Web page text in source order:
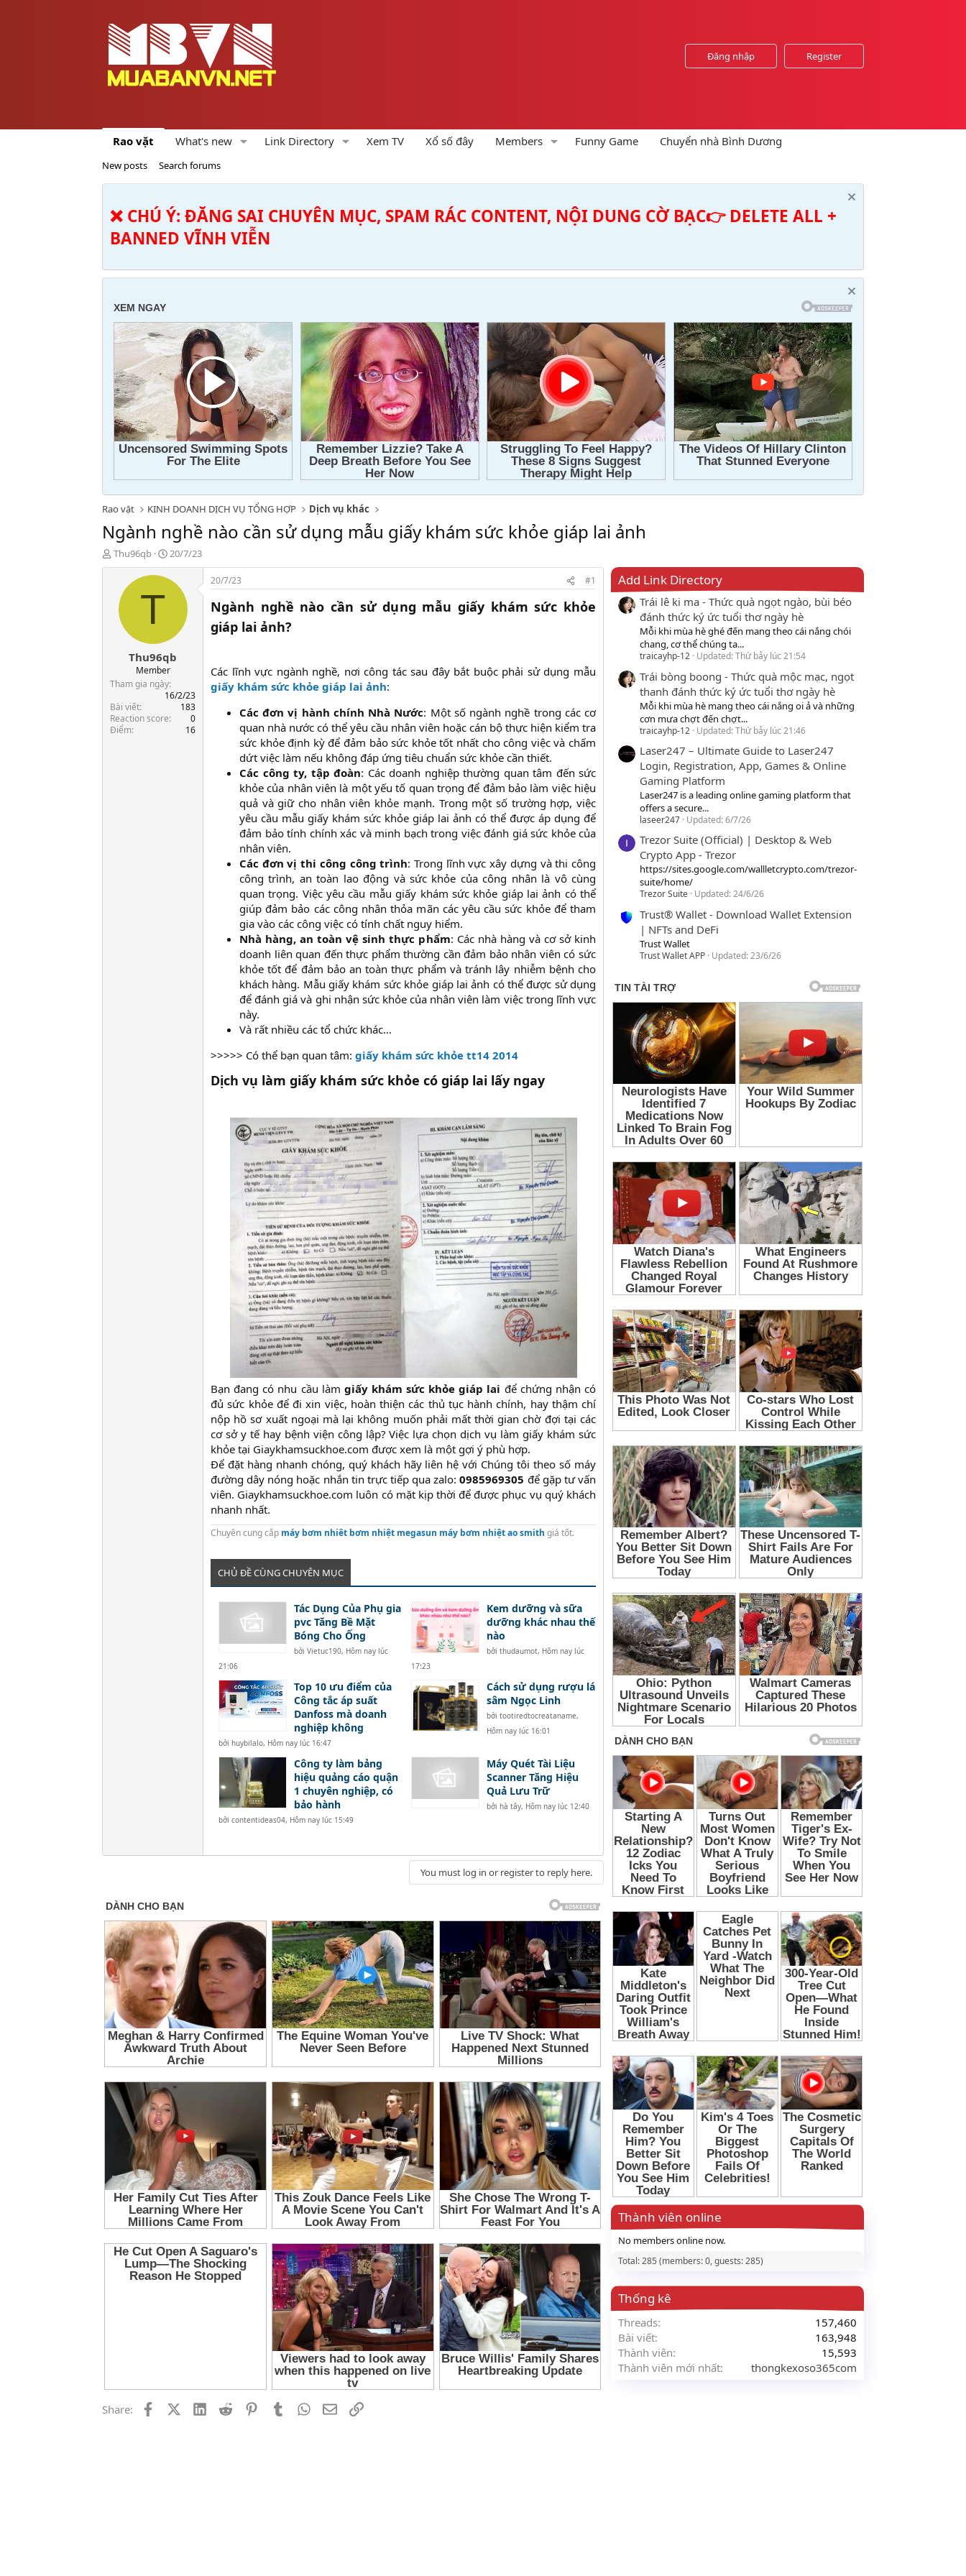
Đăng nhập Register
Rao vặt What's new Link Directory Xem TV Xổ số đây Members Funny Game Chuyển nhà Bình Dương
New posts Search forums
❌ CHÚ Ý: ĐĂNG SAI CHUYÊN MỤC, SPAM RÁC CONTENT, NỘI DUNG CỜ BẠC👉 DELETE ALL +
BANNED VĨNH VIỄN
Rao vặt KINH DOANH DỊCH VỤ TỔNG HỢP Dịch vụ khác
Ngành nghề nào cần sử dụng mẫu giấy khám sức khỏe giáp lai ảnh
T
h
t
r
Thu96qb
N
g
à
20/7/23
T
Thu96qb
Member
Tham gia ngày
16/2/23
Bài viết
183
Reaction score
0
Điểm
16
20/7/23 #1
Ngành nghề nào cần sử dụng mẫu giấy khám sức khỏe
giáp lai ảnh?
Các lĩnh vực ngành nghề, nơi công tác sau đây bắt buộc phải sử dụng mẫu
giấy khám sức khỏe giáp lai ảnh:
Các đơn vị hành chính Nhà Nước: Một số ngành nghề trong các cơ
quan nhà nước có thể yêu cầu nhân viên hoặc cán bộ thực hiện kiểm tra
sức khỏe định kỳ để đảm bảo sức khỏe tốt nhất cho công việc và chấm
dứt việc làm nếu không đáp ứng tiêu chuẩn sức khỏe cần thiết.​
Các công ty, tập đoàn: Các doanh nghiệp thường quan tâm đến sức
khỏe của nhân viên là một yếu tố quan trọng để đảm bảo làm việc hiệu
quả và giữ cho nhân viên khỏe mạnh. Trong một số trường hợp, việc
yêu cầu mẫu giấy khám sức khỏe giáp lai ảnh có thể được áp dụng để
đảm bảo tính chính xác và minh bạch trong việc đánh giá sức khỏe của
nhân viên.​
Các đơn vị thi công công trình: Trong lĩnh vực xây dựng và thi công
công trình, an toàn lao động và sức khỏe của công nhân là vô cùng
quan trọng. Việc yêu cầu mẫu giấy khám sức khỏe giáp lai ảnh có thể
giúp đảm bảo các công nhân thỏa mãn các yêu cầu sức khỏe để tham
gia vào các công việc có tính chất nguy hiểm.​
Nhà hàng, an toàn vệ sinh thực phẩm: Các nhà hàng và cơ sở kinh
doanh liên quan đến thực phẩm thường cần đảm bảo nhân viên có sức
khỏe tốt để đảm bảo an toàn thực phẩm và tránh lây nhiễm bệnh cho
khách hàng. Mẫu giấy khám sức khỏe giáp lai ảnh có thể được sử dụng
để đánh giá và ghi nhận sức khỏe của nhân viên làm việc trong lĩnh vực
này.​
Và rất nhiều các tổ chức khác…
>>>>> Có thể bạn quan tâm: giấy khám sức khỏe tt14 2014
Dịch vụ làm giấy khám sức khỏe có giáp lai lấy ngay
Bạn đang có nhu cầu làm giấy khám sức khỏe giáp lai để chứng nhận có
đủ sức khỏe để đi xin việc, hoàn thiện các thủ tục hành chính, hay thậm chí
nộp hồ sơ xuất ngoại mà lại không muốn phải mất thời gian chờ đợi tại các
cơ sở y tế hay bệnh viện công lập? Việc lựa chọn dịch vụ làm giấy khám sức
khỏe tại Giaykhamsuckhoe.com được xem là một gợi ý phù hợp.
Để đặt hàng nhanh chóng, quý khách hãy liên hệ với Chúng tôi theo số máy
đường dây nóng hoặc nhắn tin trực tiếp qua zalo:0985969305 để gặp tư vấn
viên. Giaykhamsuckhoe.com luôn có mặt kịp thời để được phục vụ quý khách
nhanh nhất.
Chuyên cung cấp máy bơm nhiêt bơm nhiệt megasun máy bơm nhiệt ao smith giá tốt.
CHỦ ĐỀ CÙNG CHUYÊN MỤC
Tác Dụng Của Phụ gia
pvc Tăng Bề Mặt
Bóng Cho Ống
bởi Vietuc190, Hôm nay lúc
21:06
Kem dưỡng và sữa
dưỡng khác nhau thế
nào
bởi thudaumot, Hôm nay lúc
17:23
Top 10 ưu điểm của
Công tắc áp suất
Danfoss mà doanh
nghiệp không
bởi huybilalo, Hôm nay lúc 16:47
Cách sử dụng rượu lá
sâm Ngọc Linh
bởi tootiredtocreataname,
Hôm nay lúc 16:01
Công ty làm bảng
hiệu quảng cáo quận
1 chuyên nghiệp, có
bảo hành
bởi contentideas04, Hôm nay lúc 15:49
Máy Quét Tài Liệu
Scanner Tăng Hiệu
Quả Lưu Trữ
bởi hà tây, Hôm nay lúc 12:40
You must log in or register to reply here.
Share: FacebookX (Twitter)
LinkedInReddit PinterestTumblrWhatsApp
EmailLink
Add Link Directory
Trái lê ki ma - Thức quà ngọt ngào, bùi béo
đánh thức ký ức tuổi thơ ngày hè
Mỗi khi mùa hè ghé đến mang theo cái nắng chói
chang, cơ thể chúng ta...
traicayhp-12 Updated:Thứ bảy lúc 21:54
Trái bòng boong - Thức quà mộc mạc, ngọt
thanh đánh thức ký ức tuổi thơ ngày hè
Mỗi khi mùa hè mang theo cái nắng oi ả và những
cơn mưa chợt đến chợt...
traicayhp-12 Updated:Thứ bảy lúc 21:46
Laser247 – Ultimate Guide to Laser247
Login, Registration, App, Games & Online
Gaming Platform
Laser247 is a leading online gaming platform that
offers a secure...
laseer247 Updated:6/7/26
Trezor Suite (Official) | Desktop & Web
Crypto App - Trezor
https://sites.google.com/wallletcrypto.com/trezor-
suite/home/
Trezor Suite Updated:24/6/26
Trust® Wallet - Download Wallet Extension
| NFTs and DeFi
Trust Wallet
Trust Wallet APP Updated:23/6/26
Thành viên online
No members online now.
Total: 285 (members: 0, guests: 285)
Thống kê
Threads
157,460
Bài viết
163,948
Thành viên
15,593
Thành viên mới nhất
thongkexoso365com